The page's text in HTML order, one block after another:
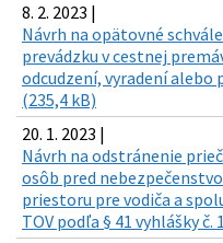
8. 2. 2023 |
Návrh na opätovné
prevádzku v cestnej
odcudzení, vyradení alebo
(235,4 kB)
20. 1. 2023 |
Návrh na odstránenie
osôb pred
priestoru pre vodiča a
TOV podľa § 41 vyhlášky č.